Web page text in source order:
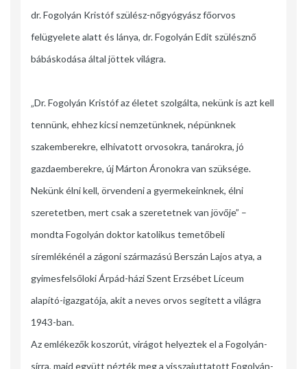
dr. Fogolyán Kristóf szülész-nőgyógyász főorvos
felügyelete alatt és lánya, dr. Fogolyán Edit szülésznő
bábásko­dása ál­tal jöttek világra.
„Dr. Fogolyán Kristóf az életet szolgálta, nekünk is azt kell
tennünk, ehhez kicsi nemzetünknek, népünknek
szakemberekre, elhivatott orvosokra, tanárokra, jó
gazdaemberekre, új Márton Áronokra van szüksége.
Nekünk élni kell, örvendeni a gyermekeinknek, élni
szeretetben, mert csak a szeretetnek van jövője” –
mondta Fogolyán doktor katolikus temetőbeli
síremlékénél a zágoni származású Berszán Lajos atya, a
gyimesfelső­loki Árpád-házi Szent Erzsébet Líceum
alapító-igazgatója, akit a neves orvos segített a világra
1943-ban.
Az emlékezők koszorút, virágot helyeztek el a Fogolyán-
sírra, majd együtt nézték meg a visszajuttatott Fogolyán-